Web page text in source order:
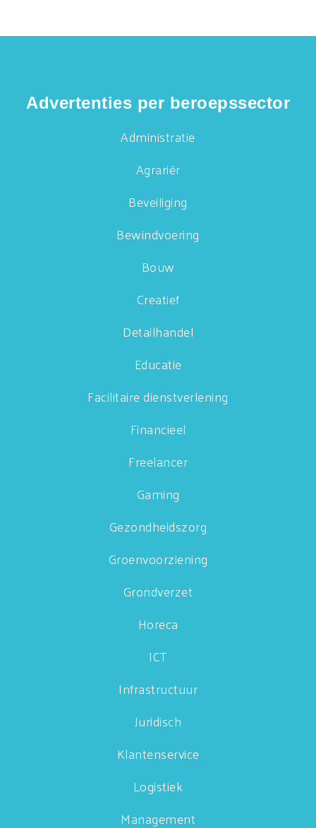
Advertenties per beroepssector
Administratie
Agrariër
Beveiliging
Bewindvoering
Bouw
Creatief
Detailhandel
Educatie
Facilitaire dienstverlening
Financieel
Freelancer
Gaming
Gezondheidszorg
Groenvoorziening
Grondverzet
Horeca
ICT
Infrastructuur
Juridisch
Klantenservice
Logistiek
Management